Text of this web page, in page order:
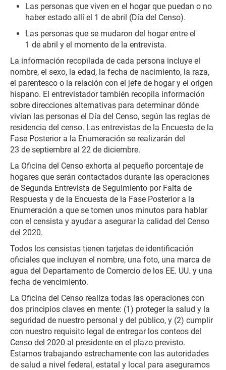
Las personas que viven en el hogar que puedan o no
haber estado allí el 1 de abril (Día del Censo).
Las personas que se mudaron del hogar entre el
1 de abril y el momento de la entrevista.
La información recopilada de cada persona incluye el
nombre, el sexo, la edad, la fecha de nacimiento, la raza,
el parentesco o la relación con el jefe de hogar y el origen
hispano. El entrevistador también recopila información
sobre direcciones alternativas para determinar dónde
vivían las personas el Día del Censo, según las reglas de
residencia del censo. Las entrevistas de la Encuesta de la
Fase Posterior a la Enumeración se realizarán del
23 de septiembre al 22 de diciembre.
La Oficina del Censo exhorta al pequeño porcentaje de
hogares que serán contactados durante las operaciones
de Segunda Entrevista de Seguimiento por Falta de
Respuesta y de la Encuesta de la Fase Posterior a la
Enumeración a que se tomen unos minutos para hablar
con el censista y ayudar a asegurar la calidad del Censo
del 2020.
Todos los censistas tienen tarjetas de identificación
oficiales que incluyen el nombre, una foto, una marca de
agua del Departamento de Comercio de los EE. UU. y una
fecha de vencimiento.
La Oficina del Censo realiza todas las operaciones con
dos principios claves en mente: (1) proteger la salud y la
seguridad de nuestro personal y del público, y (2) cumplir
con nuestro requisito legal de entregar los conteos del
Censo del 2020 al presidente en el plazo previsto.
Estamos trabajando estrechamente con las autoridades
de salud a nivel federal, estatal y local para asegurarnos